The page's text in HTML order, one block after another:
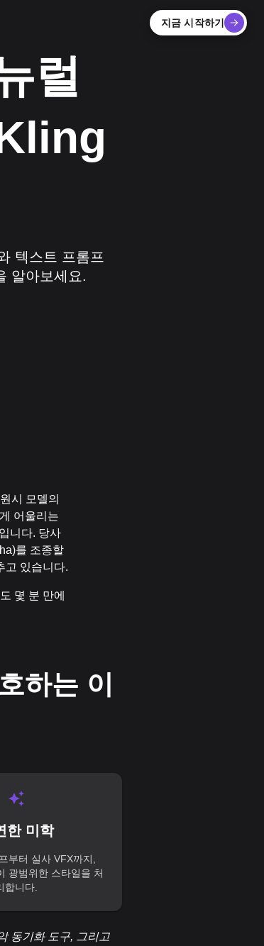
지금 시작하기
럴
텍스트 프롬프
알아보세요.
시 모델의
어울리는
니다. 당사
를 조종할
고 있습니다.
몇 분 만에
하는 이
한 미학
부터 실사 VFX까지,
광범위한 스타일을 처
합니다.
동기화 도구, 그리고